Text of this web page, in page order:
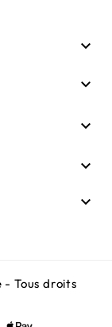





Tous droits